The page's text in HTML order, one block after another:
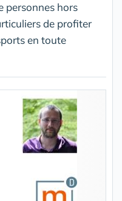
personnes hors
de profiter
en toute